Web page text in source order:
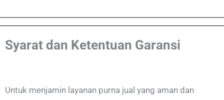
Syarat dan Ketentuan Garansi
Untuk menjamin layanan purna jual yang aman dan